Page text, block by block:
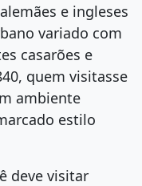
e ingleses
variado com
casarões e
quem visitasse
ambiente
estilo
deve visitar